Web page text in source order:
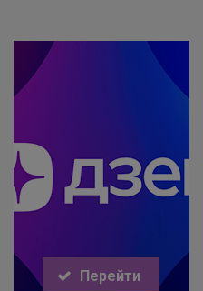
Перейти